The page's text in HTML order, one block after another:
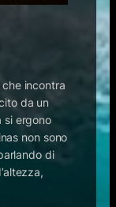
incontra
da un
si ergono
non sono
di